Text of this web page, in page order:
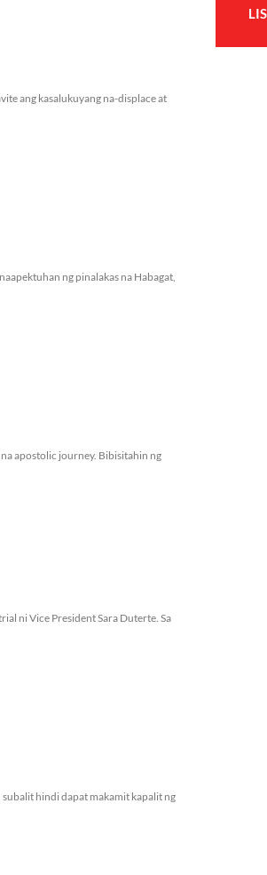
ang kasalukuyang na-displace at
ng pinalakas na Habagat,
na apostolic journey. Bibisitahin ng
ni Vice President Sara Duterte. Sa
hindi dapat makamit kapalit ng